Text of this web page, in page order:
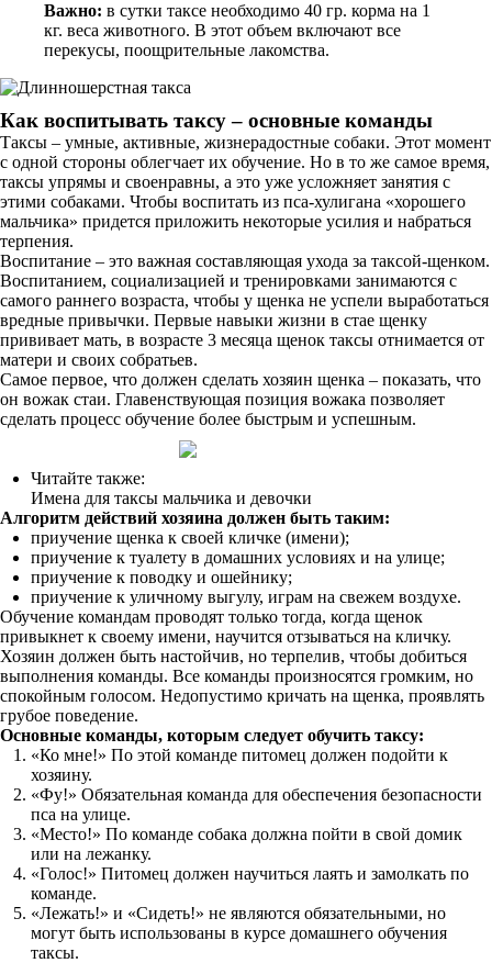
Важно: в сутки таксе необходимо 40 гр. корма на 1
кг. веса животного. В этот объем включают все
перекусы, поощрительные лакомства.
Как воспитывать таксу – основные команды
Таксы – умные, активные, жизнерадостные собаки. Этот момент
с одной стороны облегчает их обучение. Но в то же самое время,
таксы упрямы и своенравны, а это уже усложняет занятия с
этими собаками. Чтобы воспитать из пса-хулигана «хорошего
мальчика» придется приложить некоторые усилия и набраться
терпения.
Воспитание – это важная составляющая ухода за таксой-щенком.
Воспитанием, социализацией и тренировками занимаются с
самого раннего возраста, чтобы у щенка не успели выработаться
вредные привычки. Первые навыки жизни в стае щенку
прививает мать, в возрасте 3 месяца щенок таксы отнимается от
матери и своих собратьев.
Самое первое, что должен сделать хозяин щенка – показать, что
он вожак стаи. Главенствующая позиция вожака позволяет
сделать процесс обучение более быстрым и успешным.
Читайте также:
Имена для таксы мальчика и девочки
Алгоритм действий хозяина должен быть таким:
приучение щенка к своей кличке (имени);
приучение к туалету в домашних условиях и на улице;
приучение к поводку и ошейнику;
приучение к уличному выгулу, играм на свежем воздухе.
Обучение командам проводят только тогда, когда щенок
привыкнет к своему имени, научится отзываться на кличку.
Хозяин должен быть настойчив, но терпелив, чтобы добиться
выполнения команды. Все команды произносятся громким, но
спокойным голосом. Недопустимо кричать на щенка, проявлять
грубое поведение.
Основные команды, которым следует обучить таксу:
«Ко мне!» По этой команде питомец должен подойти к
хозяину.
«Фу!» Обязательная команда для обеспечения безопасности
пса на улице.
«Место!» По команде собака должна пойти в свой домик
или на лежанку.
«Голос!» Питомец должен научиться лаять и замолкать по
команде.
«Лежать!» и «Сидеть!» не являются обязательными, но
могут быть использованы в курсе домашнего обучения
таксы.